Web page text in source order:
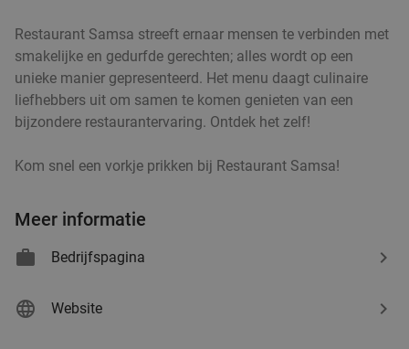
Restaurant Samsa streeft ernaar mensen te verbinden met
smakelijke en gedurfde gerechten; alles wordt op een
unieke manier gepresenteerd. Het menu daagt culinaire
liefhebbers uit om samen te komen genieten van een
bijzondere restaurantervaring. Ontdek het zelf!
Kom snel een vorkje prikken bij Restaurant Samsa!
Meer informatie
Bedrijfspagina
Website